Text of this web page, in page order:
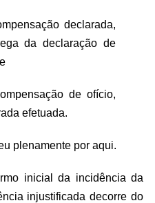
declarada,
da declaração de
de ofício,
efetuada.
plenamente por aqui.
inicial da incidência da
injustificada decorre do